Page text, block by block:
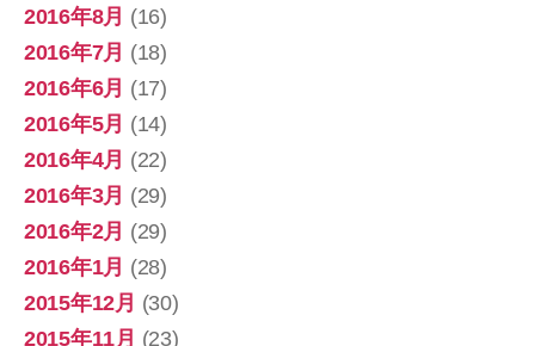
2016年8月 (16)
2016年7月 (18)
2016年6月 (17)
2016年5月 (14)
2016年4月 (22)
2016年3月 (29)
2016年2月 (29)
2016年1月 (28)
2015年12月 (30)
2015年11月 (23)